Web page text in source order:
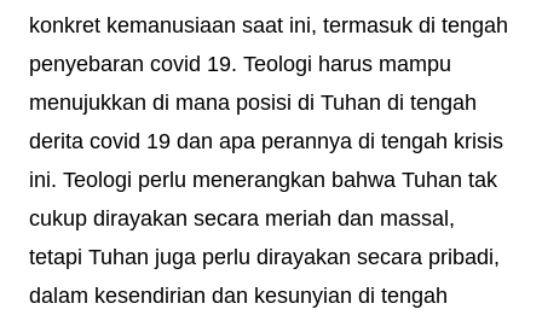
konkret kemanusiaan saat ini, termasuk di tengah
penyebaran covid 19. Teologi harus mampu
menujukkan di mana posisi di Tuhan di tengah
derita covid 19 dan apa perannya di tengah krisis
ini. Teologi perlu menerangkan bahwa Tuhan tak
cukup dirayakan secara meriah dan massal,
tetapi Tuhan juga perlu dirayakan secara pribadi,
dalam kesendirian dan kesunyian di tengah